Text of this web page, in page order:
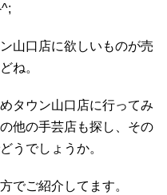
山口店に欲しいものが売
ね。
タウン山口店に行ってみ
他の手芸店も探し、その
うでしょうか。
でご紹介してます。